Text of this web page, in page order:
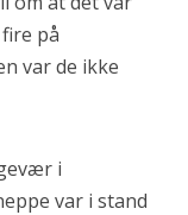
på
var de ikke
i
var i stand